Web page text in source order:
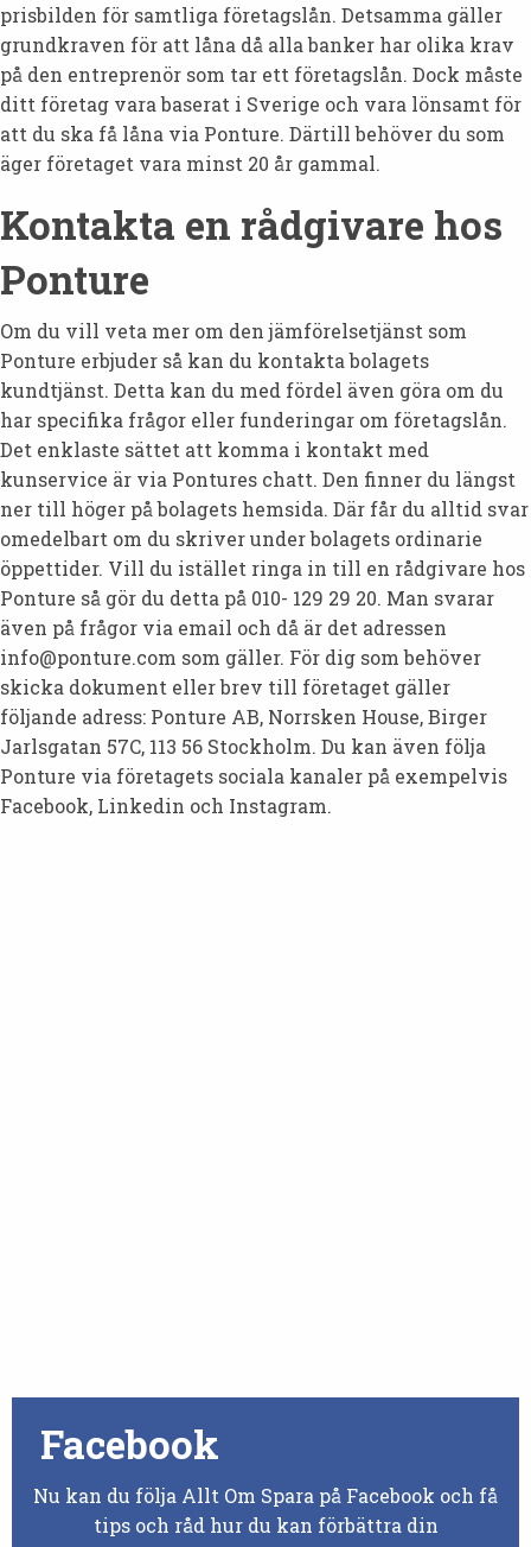
prisbilden för samtliga företagslån. Detsamma gäller
grundkraven för att låna då alla banker har olika krav
på den entreprenör som tar ett företagslån. Dock måste
ditt företag vara baserat i Sverige och vara lönsamt för
att du ska få låna via Ponture. Därtill behöver du som
äger företaget vara minst 20 år gammal.
Kontakta en rådgivare hos
Ponture
Om du vill veta mer om den jämförelsetjänst som
Ponture erbjuder så kan du kontakta bolagets
kundtjänst. Detta kan du med fördel även göra om du
har specifika frågor eller funderingar om företagslån.
Det enklaste sättet att komma i kontakt med
kunservice är via Pontures chatt. Den finner du längst
ner till höger på bolagets hemsida. Där får du alltid svar
omedelbart om du skriver under bolagets ordinarie
öppettider. Vill du istället ringa in till en rådgivare hos
Ponture så gör du detta på 010- 129 29 20. Man svarar
även på frågor via email och då är det adressen
info@ponture.com som gäller. För dig som behöver
skicka dokument eller brev till företaget gäller
följande adress: Ponture AB, Norrsken House, Birger
Jarlsgatan 57C, 113 56 Stockholm. Du kan även följa
Ponture via företagets sociala kanaler på exempelvis
Facebook, Linkedin och Instagram.
Facebook
Nu kan du följa Allt Om Spara på Facebook och få
tips och råd hur du kan förbättra din